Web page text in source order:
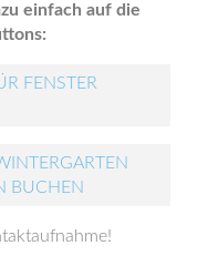
einfach auf die
FENSTER
BUCHEN